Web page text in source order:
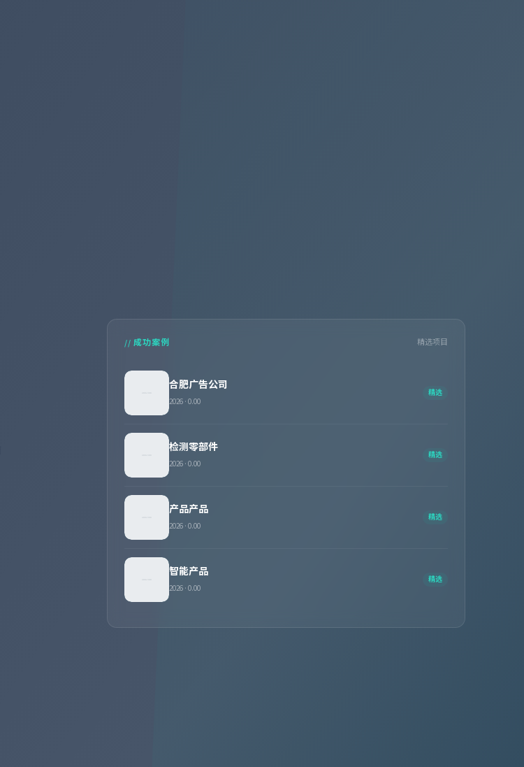
// 成功案例 精选项目
合肥广告公司
2026 · 0.00
精选
检测零部件
2026 · 0.00
精选
产品产品
2026 · 0.00
精选
智能产品
2026 · 0.00
精选